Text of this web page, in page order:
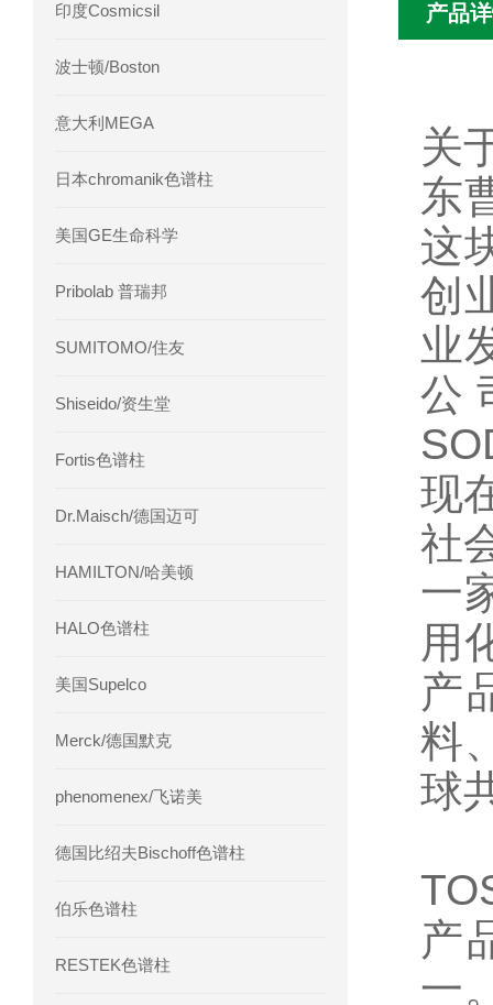
印度Cosmicsil
波士顿/Boston
意大利MEGA
日本chromanik色谱柱
美国GE生命科学
Pribolab 普瑞邦
SUMITOMO/住友
Shiseido/资生堂
Fortis色谱柱
Dr.Maisch/德国迈可
HAMILTON/哈美顿
HALO色谱柱
美国Supelco
Merck/德国默克
phenomenex/飞诺美
德国比绍夫Bischoff色谱柱
伯乐色谱柱
RESTEK色谱柱
产品
关
东
这
创
业
公
现
社
一
用
产
料
球
产
一